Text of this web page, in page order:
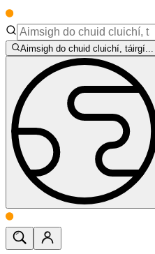
Aimsigh do chuid cluichí, táirgí...